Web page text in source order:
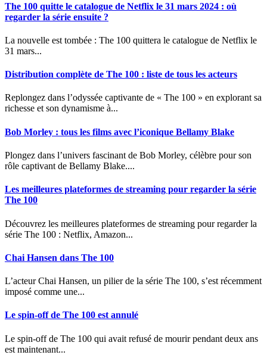
The 100 quitte le catalogue de Netflix le 31 mars 2024 : où
regarder la série ensuite ?
La nouvelle est tombée : The 100 quittera le catalogue de Netflix le
31 mars...
Distribution complète de The 100 : liste de tous les acteurs
Replongez dans l’odyssée captivante de « The 100 » en explorant sa
richesse et son dynamisme à...
Bob Morley : tous les films avec l’iconique Bellamy Blake
Plongez dans l’univers fascinant de Bob Morley, célèbre pour son
rôle captivant de Bellamy Blake....
Les meilleures plateformes de streaming pour regarder la série
The 100
Découvrez les meilleures plateformes de streaming pour regarder la
série The 100 : Netflix, Amazon...
Chai Hansen dans The 100
L’acteur Chai Hansen, un pilier de la série The 100, s’est récemment
imposé comme une...
Le spin-off de The 100 est annulé
Le spin-off de The 100 qui avait refusé de mourir pendant deux ans
est maintenant...